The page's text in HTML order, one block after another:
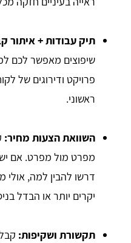
תיק עבודות + איתור
שיפוצים מאפשר לכם
פרויקט ודירוגים של
ראשוני.
השוואת הצעות מחיר:
דרשו להבין למה, אולי
יקרים יותר או הבדל
תקשורת ושקיפות: